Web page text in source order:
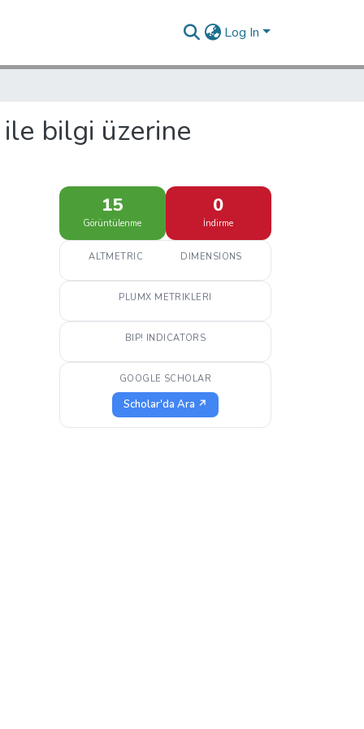
Log In
bilgi üzerine
15
Görüntülenme
0
İndirme
ALTMETRIC DIMENSIONS
PLUMX METRIKLERI
BIP! INDICATORS
GOOGLE SCHOLAR
Scholar'da Ara ↗